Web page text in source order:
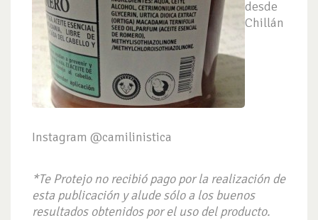
desde
Chillán
Instagram @camilinistica
*Te Protejo no recibió pago por la realización de
esta publicación y alude sólo a los buenos
resultados obtenidos por el uso del producto.